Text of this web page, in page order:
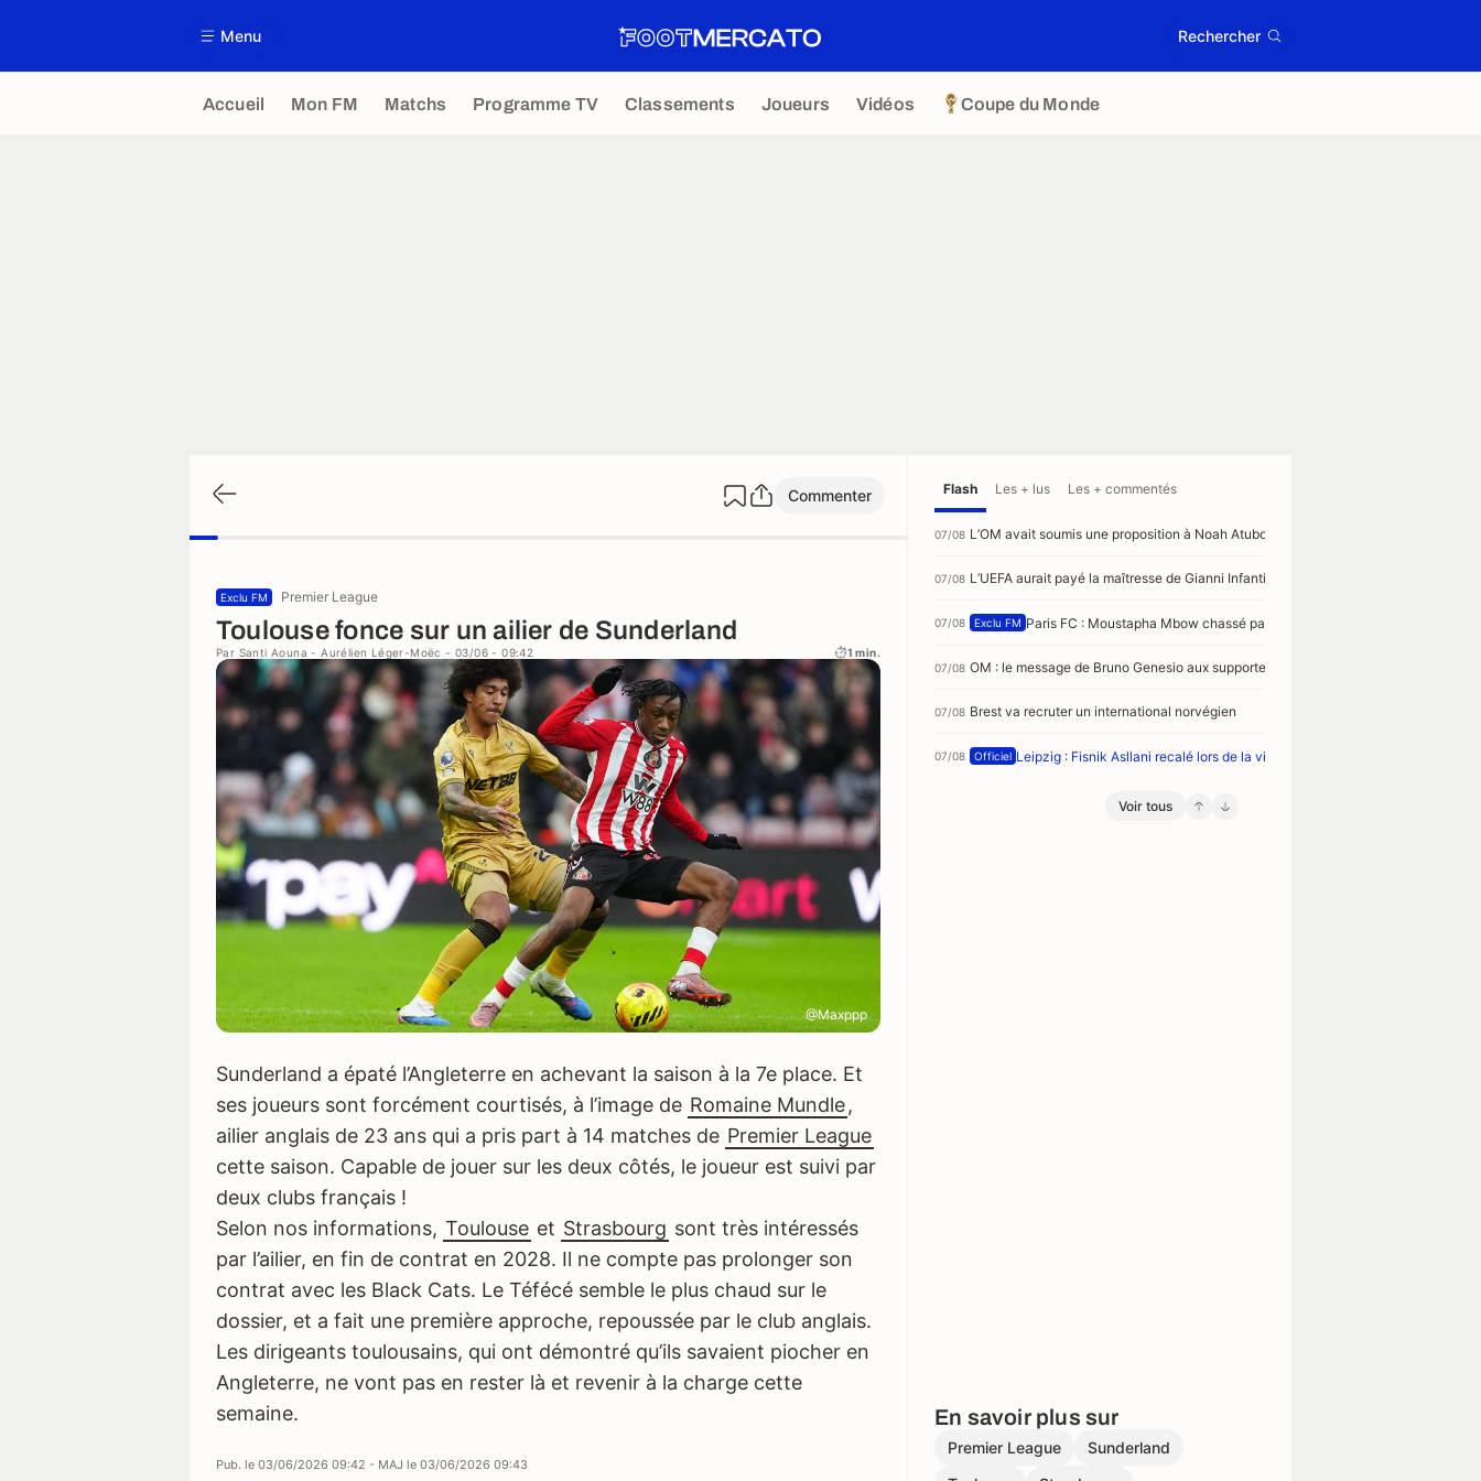
Menu Rechercher
Accueil Mon FM Matchs Programme TV Classements Joueurs Vidéos Coupe du Monde
Commenter
Exclu FM Premier League
Toulouse fonce sur un ailier de Sunderland
Par Santi Aouna -Aurélien Léger-Moëc - 03/06 - 09:42 1 min.
@Maxppp
Sunderland a épaté l’Angleterre en achevant la saison à la 7e place. Et
ses joueurs sont forcément courtisés, à l’image de Romaine Mundle,
ailier anglais de 23 ans qui a pris part à 14 matches de Premier League
cette saison. Capable de jouer sur les deux côtés, le joueur est suivi par
deux clubs français !
Selon nos informations, Toulouse et Strasbourg sont très intéressés
par l’ailier, en fin de contrat en 2028. Il ne compte pas prolonger son
contrat avec les Black Cats. Le Téfécé semble le plus chaud sur le
dossier, et a fait une première approche, repoussée par le club anglais.
Les dirigeants toulousains, qui ont démontré qu’ils savaient piocher en
Angleterre, ne vont pas en rester là et revenir à la charge cette
semaine.
Pub. le 03/06/2026 09:42 - MAJ le 03/06/2026 09:43
Flash Les + lus Les + commentés
07/08 L’OM avait soumis une proposition à Noah Atubolu
07/08 L’UEFA aurait payé la maîtresse de Gianni Infantino
07/08 Exclu FM Paris FC : Moustapha Mbow chassé par 3 clubs de Premier League
07/08 OM : le message de Bruno Genesio aux supporters
07/08 Brest va recruter un international norvégien
07/08 Officiel Leipzig : Fisnik Asllani recalé lors de la visite médicale
Voir tous
En savoir plus sur
Premier League
Sunderland